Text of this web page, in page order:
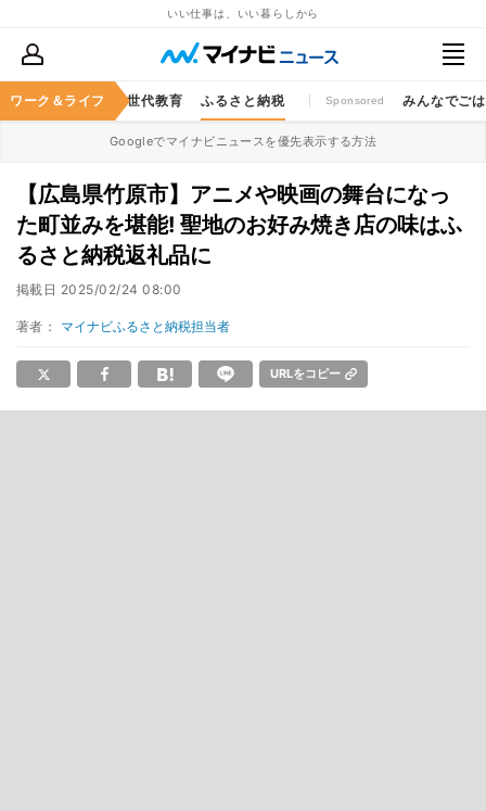
いい仕事は、いい暮らしから
ワーク＆ライフ
ャッシュレス 次世代教育 ふるさと納税 Sponsored みんなでご
Googleでマイナビニュースを優先表示する方法
【広島県竹原市】アニメや映画の舞台になっ
た町並みを堪能! 聖地のお好み焼き店の味はふ
るさと納税返礼品に
掲載日 2025/02/24 08:00
著者： マイナビふるさと納税担当者
URLをコピー